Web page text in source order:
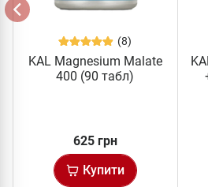
(8)
KAL Magnesium Malate
400 (90 табл)
625 грн
Купити